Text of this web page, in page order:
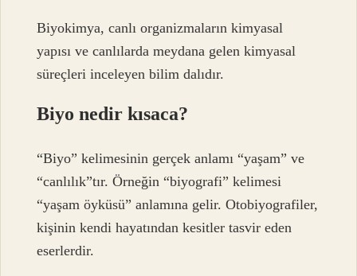
Biyokimya, canlı organizmaların kimyasal
yapısı ve canlılarda meydana gelen kimyasal
süreçleri inceleyen bilim dalıdır.
Biyo nedir kısaca?
“Biyo” kelimesinin gerçek anlamı “yaşam” ve
“canlılık”tır. Örneğin “biyografi” kelimesi
“yaşam öyküsü” anlamına gelir. Otobiyografiler,
kişinin kendi hayatından kesitler tasvir eden
eserlerdir.